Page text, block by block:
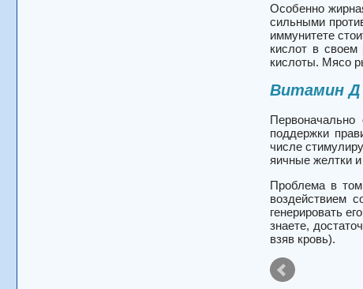
Особенно
сильными
иммунитете
кислот в
кислоты. Мясо
Витамин
поддержки
числе
яичные желтки
Проблема в
воздействием
генерировать
знаете,
взяв кровь).